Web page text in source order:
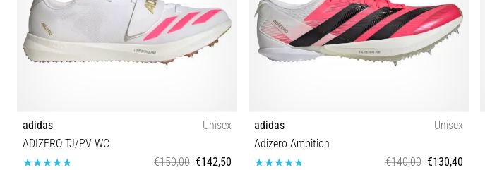
adidas
Unisex
ADIZERO TJ/PV WC
€150,00 €142,50
adidas
Unisex
Adizero Ambition
€140,00 €130,40